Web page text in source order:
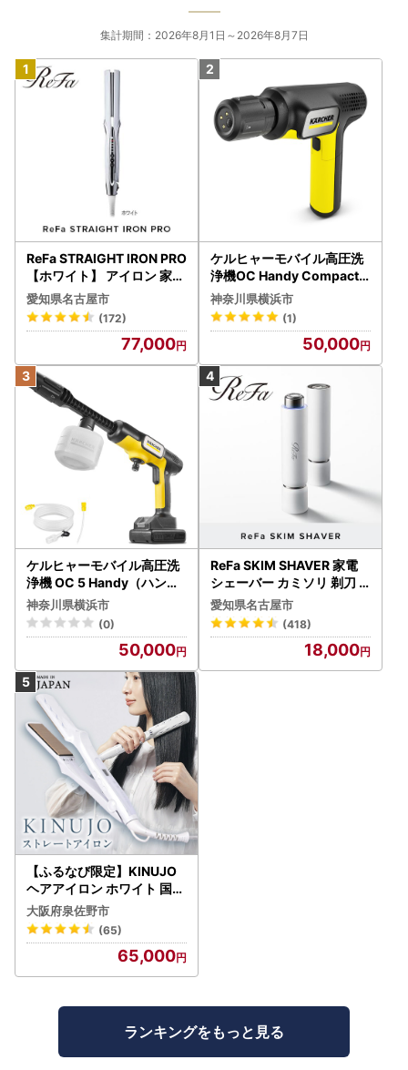
集計期間：2026年8月1日～2026年8月7日
ReFa STRAIGHT IRON PRO
【ホワイト】 アイロン 家電
美容 リファ アイロン
愛知県名古屋市
(172)
77,000
ケルヒャーモバイル高圧洗
浄機OC Handy Compact
（ハンディエア） APV000
7
神奈川県横浜市
(1)
50,000
ケルヒャーモバイル高圧洗
浄機 OC 5 Handy（ハンデ
ィジェット） APV0006
神奈川県横浜市
(0)
50,000
ReFa SKIM SHAVER 家電
シェーバー カミソリ 剃刀
シェーバー
愛知県名古屋市
(418)
18,000
【ふるなび限定】KINUJO
ヘアアイロン ホワイト 国内
製造 FN-Limited-PR
大阪府泉佐野市
(65)
65,000
ランキングをもっと見る